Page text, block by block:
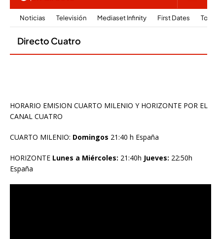
HORARIO EMISION CUARTO MILENIO Y HORIZONTE POR EL
CANAL CUATRO
CUARTO MILENIO: Domingos 21:40 h España
HORIZONTE Lunes a Miércoles: 21:40h Jueves: 22:50h
España